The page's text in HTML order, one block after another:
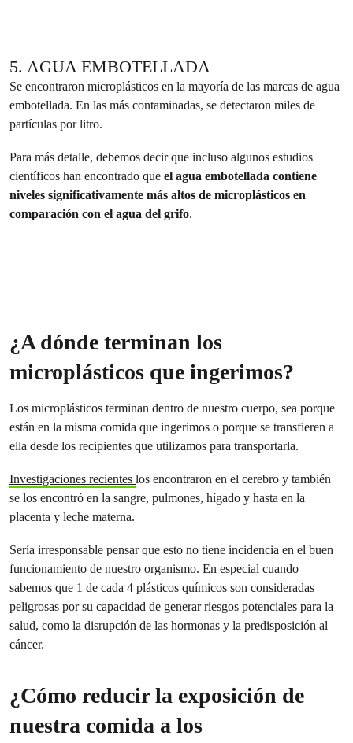
5. AGUA EMBOTELLADA
Se encontraron microplásticos en la mayoría de las marcas de agua
embotellada. En las más contaminadas, se detectaron miles de
partículas por litro.
Para más detalle, debemos decir que incluso algunos estudios
científicos han encontrado que el agua embotellada contiene
niveles significativamente más altos de microplásticos en
comparación con el agua del grifo.
¿A dónde terminan los
microplásticos que ingerimos?
Los microplásticos terminan dentro de nuestro cuerpo, sea porque
están en la misma comida que ingerimos o porque se transfieren a
ella desde los recipientes que utilizamos para transportarla.
Investigaciones recientes los encontraron en el cerebro y también
se los encontró en la sangre, pulmones, hígado y hasta en la
placenta y leche materna.
Sería irresponsable pensar que esto no tiene incidencia en el buen
funcionamiento de nuestro organismo. En especial cuando
sabemos que 1 de cada 4 plásticos químicos son consideradas
peligrosas por su capacidad de generar riesgos potenciales para la
salud, como la disrupción de las hormonas y la predisposición al
cáncer.
¿Cómo reducir la exposición de
nuestra comida a los